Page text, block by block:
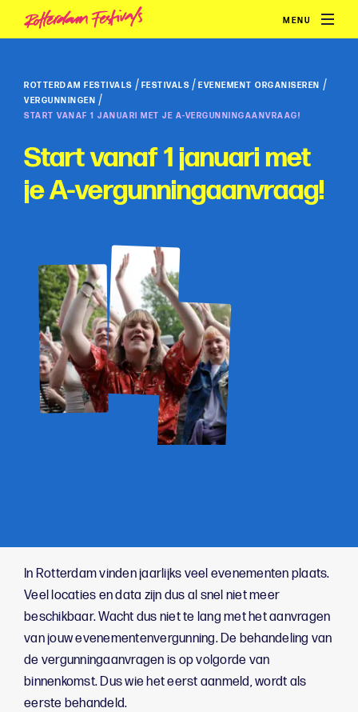
MENU
ROTTERDAM FESTIVALS / FESTIVALS / EVENEMENT ORGANISEREN /
VERGUNNINGEN /
START VANAF 1 JANUARI MET JE A-VERGUNNINGAANVRAAG!
Start vanaf 1 januari met
je A-vergunningaanvraag!
In Rotterdam vinden jaarlijks veel evenementen plaats.
Veel locaties en data zijn dus al snel niet meer
beschikbaar. Wacht dus niet te lang met het aanvragen
van jouw evenementenvergunning. De behandeling van
de vergunningaanvragen is op volgorde van
binnenkomst. Dus wie het eerst aanmeld, wordt als
eerste behandeld.